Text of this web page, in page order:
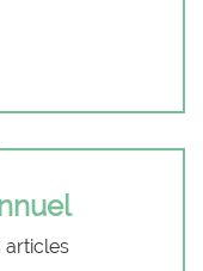
articles